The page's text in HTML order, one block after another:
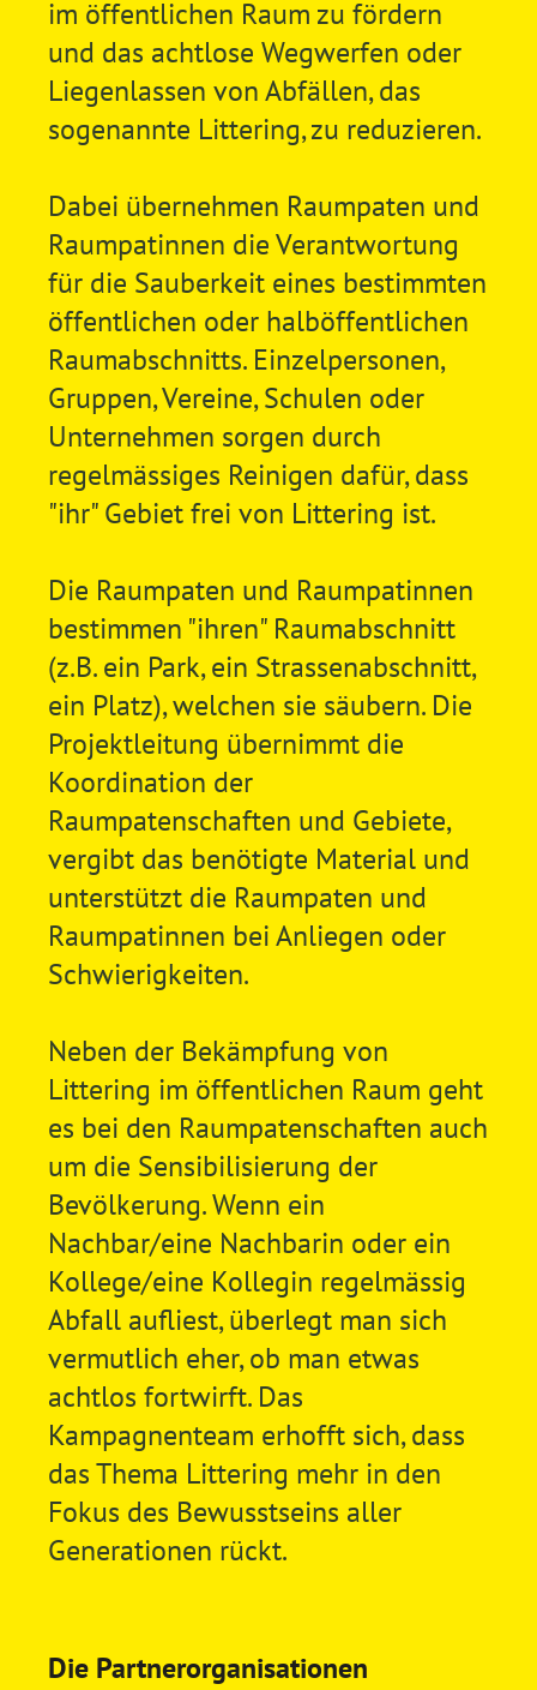
im öffentlichen Raum zu fördern
und das achtlose Wegwerfen oder
Liegenlassen von Abfällen, das
sogenannte Littering, zu reduzieren.
Dabei übernehmen Raumpaten und
Raumpatinnen die Verantwortung
für die Sauberkeit eines bestimmten
öffentlichen oder halböffentlichen
Raumabschnitts. Einzelpersonen,
Gruppen, Vereine, Schulen oder
Unternehmen sorgen durch
regelmässiges Reinigen dafür, dass
"ihr" Gebiet frei von Littering ist.
Die Raumpaten und Raumpatinnen
bestimmen "ihren" Raumabschnitt
(z.B. ein Park, ein Strassenabschnitt,
ein Platz), welchen sie säubern. Die
Projektleitung übernimmt die
Koordination der
Raumpatenschaften und Gebiete,
vergibt das benötigte Material und
unterstützt die Raumpaten und
Raumpatinnen bei Anliegen oder
Schwierigkeiten.
Neben der Bekämpfung von
Littering im öffentlichen Raum geht
es bei den Raumpatenschaften auch
um die Sensibilisierung der
Bevölkerung. Wenn ein
Nachbar/eine Nachbarin oder ein
Kollege/eine Kollegin regelmässig
Abfall aufliest, überlegt man sich
vermutlich eher, ob man etwas
achtlos fortwirft. Das
Kampagnenteam erhofft sich, dass
das Thema Littering mehr in den
Fokus des Bewusstseins aller
Generationen rückt.
Die Partnerorganisationen